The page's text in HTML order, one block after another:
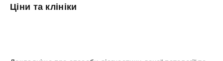
Ціни та клініки